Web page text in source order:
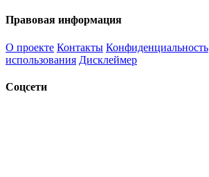
Правовая информация
О проекте Контакты Конфиденциальность
использования Дисклеймер
Соцсети